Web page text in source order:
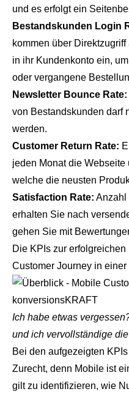
und es erfolgt ein
Bestandskunden Login
kommen über
in ihr Kundenkonto ein,
oder vergangene
Newsletter Bounce Rate:
von Bestandskunden darf
werden.
Customer Return Rate:
jeden Monat die
welche die neusten
Satisfaction Rate: Anzahl
erhalten Sie nach
gehen Sie mit
Die KPIs zur
Customer Journey in
Ich habe etwas
und ich vervollständige
Bei den aufgezeigten
Zurecht, denn Mobile ist
gilt zu identifizieren, wie